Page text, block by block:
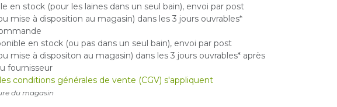
en stock (pour les laines dans un seul bain), envoi par post
mise à disposition au magasin) dans les 3 jours ouvrables*
en stock (ou pas dans un seul bain), envoi par post
mise à dispositon au magasin) dans les 3 jours ouvrables* après
fournisseur
conditions générales de vente (CGV) s'appliquent
du magasin